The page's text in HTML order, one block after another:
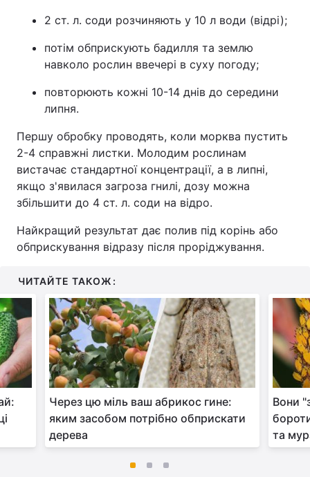
2 ст. л. соди розчиняють у 10 л води (відрі);
потім обприскують бадилля та землю
навколо рослин ввечері в суху погоду;
повторюють кожні 10-14 днів до середини
липня.
Першу обробку проводять, коли морква пустить
2-4 справжні листки. Молодим рослинам
вистачає стандартної концентрації, а в липні,
якщо з'явилася загроза гнилі, дозу можна
збільшити до 4 ст. л. соди на відро.
Найкращий результат дає полив під корінь або
обприскування відразу після проріджування.
ЧИТАЙТЕ ТАКОЖ:
Через цю міль ваш абрикос гине:
яким засобом потрібно обприскати
дерева
Вони
та